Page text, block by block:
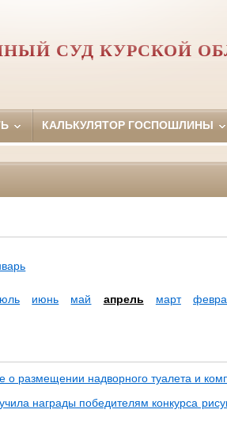
СУД КУРСКОЙ
КАЛЬКУЛЯТОР ГОСПОШЛИНЫ
июнь май апрель март
о размещении надворного туалета и
награды победителям конкурса